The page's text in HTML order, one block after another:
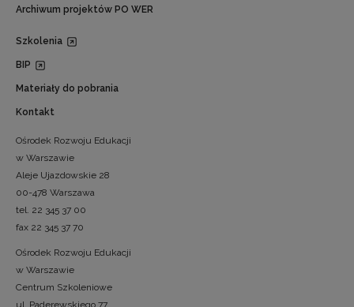
Archiwum projektów PO WER
Szkolenia
BIP
Materiały do pobrania
Kontakt
Ośrodek Rozwoju Edukacji
w Warszawie
Aleje Ujazdowskie 28
00-478 Warszawa
tel. 22 345 37 00
fax 22 345 37 70
Ośrodek Rozwoju Edukacji
w Warszawie
Centrum Szkoleniowe
ul. Paderewskiego 77